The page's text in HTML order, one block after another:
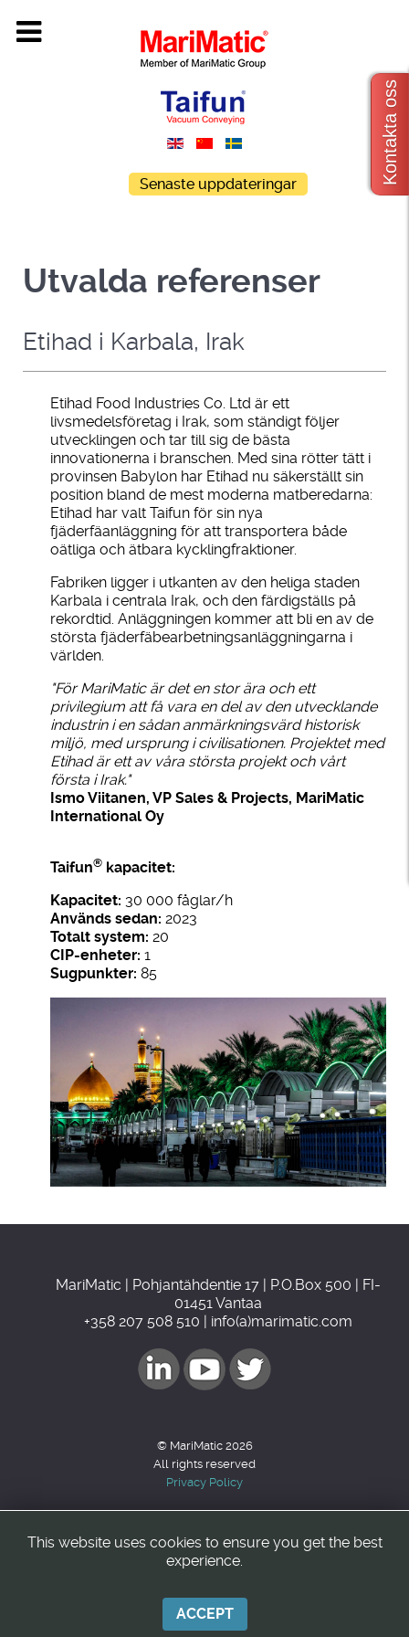
Senaste uppdateringar
Utvalda referenser
Etihad i Karbala, Irak
Etihad Food Industries Co. Ltd är ett
livsmedelsföretag i Irak, som ständigt följer
utvecklingen och tar till sig de bästa
innovationerna i branschen. Med sina rötter tätt i
provinsen Babylon har Etihad nu säkerställt sin
position bland de mest moderna matberedarna:
Etihad har valt Taifun för sin nya
fjäderfäanläggning för att transportera både
oätliga och ätbara kycklingfraktioner.
Fabriken ligger i utkanten av den heliga staden
Karbala i centrala Irak, och den färdigställs på
rekordtid. Anläggningen kommer att bli en av de
största fjäderfäbearbetningsanläggningarna i
världen.
"För MariMatic är det en stor ära och ett
privilegium att få vara en del av den utvecklande
industrin i en sådan anmärkningsvärd historisk
miljö, med ursprung i civilisationen. Projektet med
Etihad är ett av våra största projekt och vårt
första i Irak."
Ismo Viitanen, VP Sales & Projects, MariMatic
International Oy
Taifun® kapacitet:
Kapacitet: 30 000 fåglar/h
Används sedan: 2023
Totalt system: 20
CIP-enheter: 1
Sugpunkter: 85
MariMatic | Pohjantähdentie 17 | P.O.Box 500 | FI-
01451 Vantaa
+358 207 508 510 | info(a)marimatic.com
© MariMatic 2026
All rights reserved
Privacy Policy
Back to top
This website uses cookies to ensure you get the best
experience.
ACCEPT
Kontakta oss